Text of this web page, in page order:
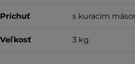
Príchuť s kuracím
Veľkosť 3 kg